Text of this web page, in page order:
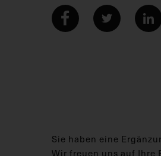
Sie haben eine
Wir freuen uns auf Ihre